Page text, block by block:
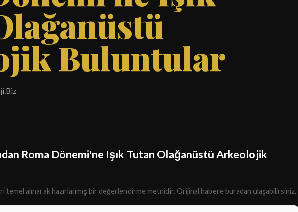
Buluntular
Roma Dönemi'ne Işık Tutan Olağanüstü Arkeolojik
temel alınarak hazırlanmış bir değerlendirme metnidir. Orijinal habere buradan ulaşabilirsiniz.